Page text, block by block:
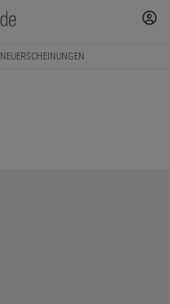
NEUERSCHEINUNGEN